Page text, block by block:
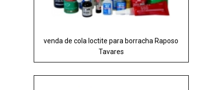
venda de cola loctite para borracha Raposo
Tavares